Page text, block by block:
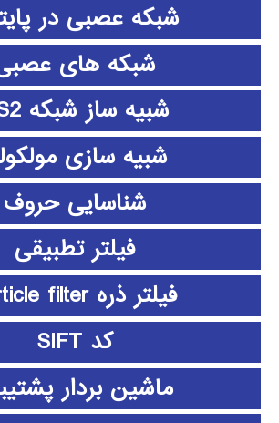
شبکه عصبی در
شبکه های
شبیه ساز شبکه NS2
شبیه سازی
شناسایی حروف
فیلتر تطبیقی
فیلتر ذره particle filter
کد SIFT
ماشین بردار